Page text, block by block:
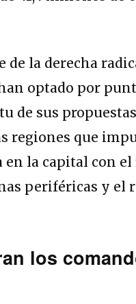
de la derecha
optado por
de sus
regiones que
en la capital con
periféricas y
los